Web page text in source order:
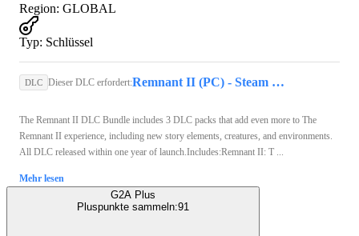
Region: GLOBAL
Typ: Schlüssel
DLC Dieser DLC erfordert: Remnant II (PC) - Steam Key - GLOBAL
The Remnant II DLC Bundle includes 3 DLC packs that add even more to The
Remnant II experience, including new story elements, creatures, and environments.
All DLC released within one year of launch.Includes:Remnant II: T ...
Mehr lesen
G2A Plus
Pluspunkte sammeln:91